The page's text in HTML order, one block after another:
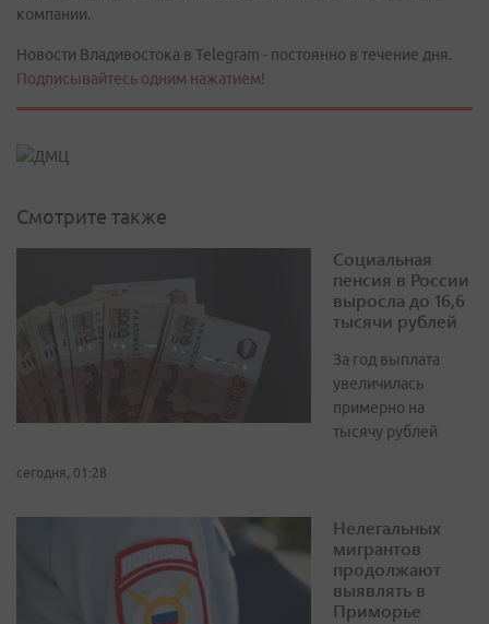
компании.
Новости Владивостока в Telegram - постоянно в течение дня.
Подписывайтесь одним нажатием!
Смотрите также
Социальная
пенсия в России
выросла до 16,6
тысячи рублей
За год выплата
увеличилась
примерно на
тысячу рублей
сегодня, 01:28
Нелегальных
мигрантов
продолжают
выявлять в
Приморье